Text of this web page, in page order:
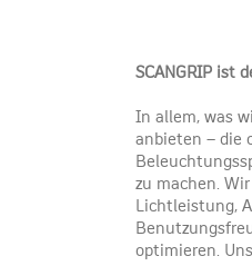
SCANGRIP ist
In allem, was
anbieten – die
zu machen.
Lichtleistung,
optimieren.